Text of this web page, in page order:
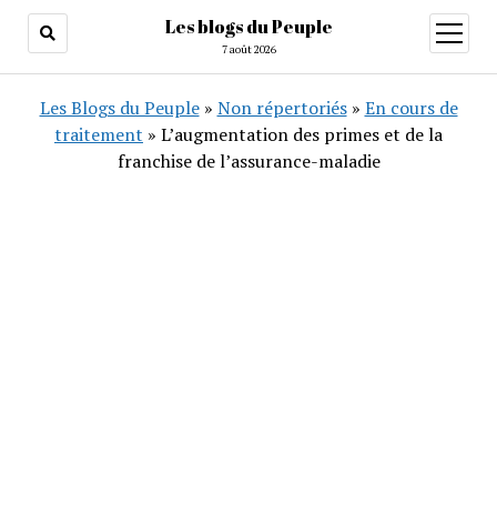
Les blogs du Peuple
7 août 2026
ouvrir
menu
Les Blogs du Peuple» Non répertoriés» En cours de
traitement » L’augmentation des primes et de la
franchise de l’assurance-maladie